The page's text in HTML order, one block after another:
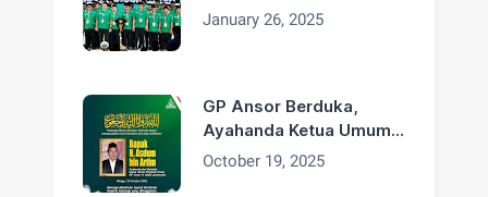
2029
January 26, 2025
GP Ansor Berduka,
Ayahanda Ketua Umum
H. Addin Jauharudin,
October 19, 2025